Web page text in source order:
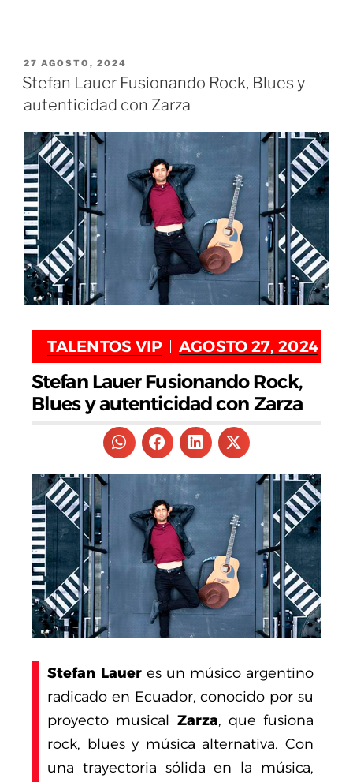
27 AGOSTO, 2024
Stefan Lauer Fusionando Rock, Blues y
autenticidad con Zarza
TALENTOS VIP AGOSTO 27, 2024
Stefan Lauer Fusionando Rock,
Blues y autenticidad con Zarza
Stefan Lauer es un músico argentino
radicado en Ecuador, conocido por su
proyecto musical Zarza, que fusiona
rock, blues y música alternativa. Con
una trayectoria sólida en la música,